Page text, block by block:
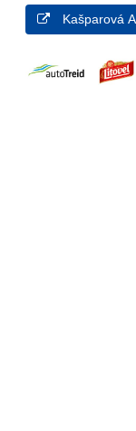
Kašparová